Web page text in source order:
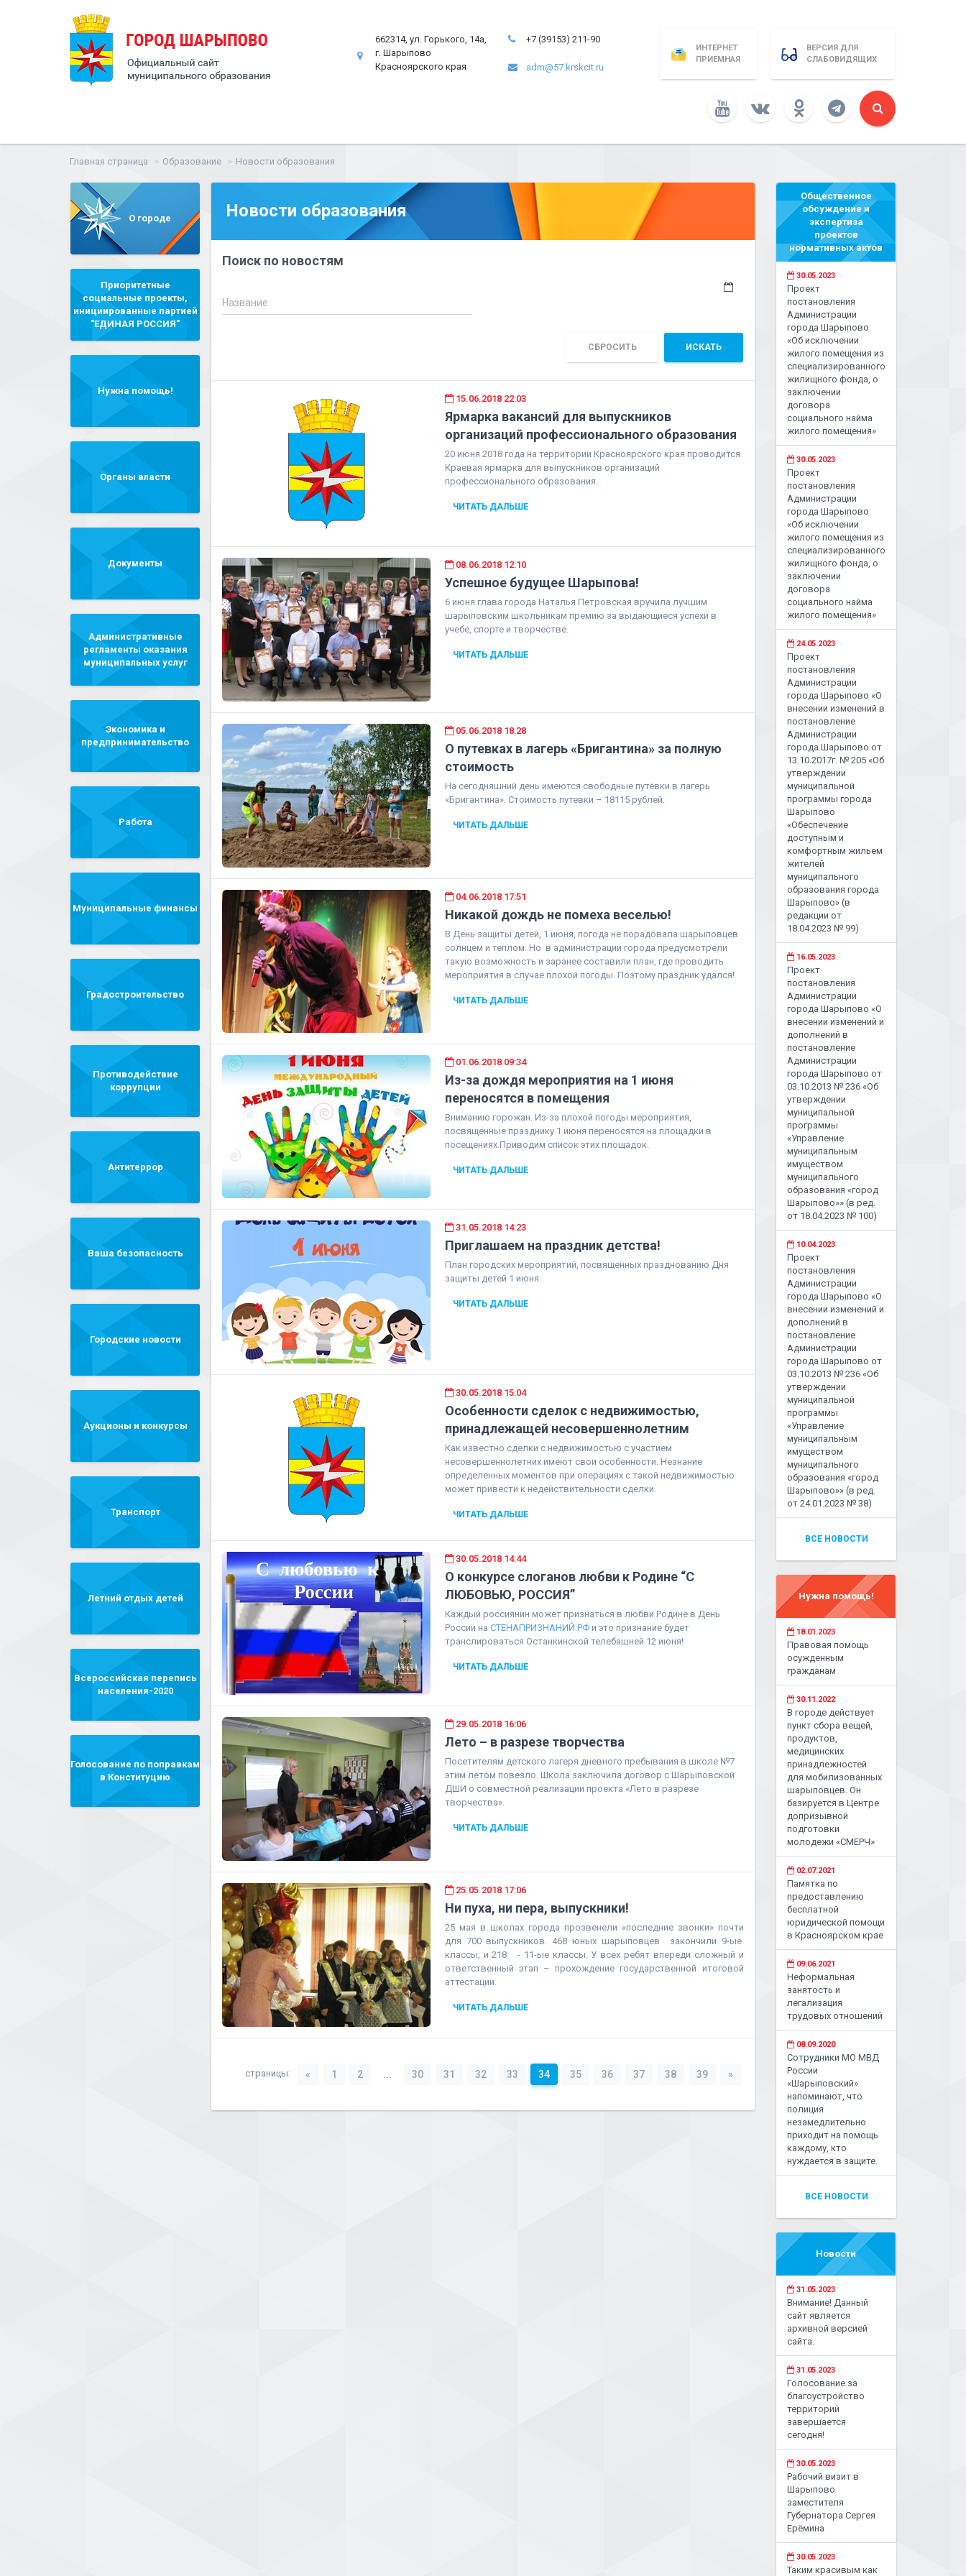
662314, ул. Горького, 14а,
г. Шарыпово
Красноярского края
+7 (39153) 211-90
adm@57.krskcit.ru
ИНТЕРНЕТ
ПРИЕМНАЯ
ВЕРСИЯ ДЛЯ
СЛАБОВИДЯЩИХ
Главная страница Образование Новости образования
О городе
Приоритетные
социальные проекты,
инициированные партией
"ЕДИНАЯ РОССИЯ"
Нужна помощь!
Органы власти
Документы
Административные
регламенты оказания
муниципальных услуг
Экономика и
предпринимательство
Работа
Муниципальные финансы
Градостроительство
Противодействие
коррупции
Антитеррор
Ваша безопасность
Городские новости
Аукционы и конкурсы
Транспорт
Летний отдых детей
Всероссийская перепись
населения-2020
Голосование по поправкам
в Конституцию
Новости образования
Поиск по новостям
Название
СБРОСИТЬ ИСКАТЬ
15.06.2018 22:03
Ярмарка вакансий для выпускников
организаций профессионального образования
20 июня 2018 года на территории Красноярского края проводится
Краевая ярмарка для выпускников организаций
профессионального образования.
ЧИТАТЬ ДАЛЬШЕ
08.06.2018 12:10
Успешное будущее Шарыпова!
6 июня глава города Наталья Петровская вручила лучшим
шарыповским школьникам премию за выдающиеся успехи в
учебе, спорте и творчестве.
ЧИТАТЬ ДАЛЬШЕ
05.06.2018 18:28
О путевках в лагерь «Бригантина» за полную
стоимость
На сегодняшний день имеются свободные путёвки в лагерь
«Бригантина». Стоимость путевки – 18115 рублей.
ЧИТАТЬ ДАЛЬШЕ
04.06.2018 17:51
Никакой дождь не помеха веселью!
В День защиты детей, 1 июня, погода не порадовала шарыповцев
солнцем и теплом. Но в администрации города предусмотрели
такую возможность и заранее составили план, где проводить
мероприятия в случае плохой погоды. Поэтому праздник удался!
ЧИТАТЬ ДАЛЬШЕ
01.06.2018 09:34
Из-за дождя мероприятия на 1 июня
переносятся в помещения
Вниманию горожан. Из-за плохой погоды мероприятия,
посвященные празднику 1 июня переносятся на площадки в
посещениях.Приводим список этих площадок.
ЧИТАТЬ ДАЛЬШЕ
31.05.2018 14:23
Приглашаем на праздник детства!
План городских мероприятий, посвященных празднованию Дня
защиты детей 1 июня.
ЧИТАТЬ ДАЛЬШЕ
30.05.2018 15:04
Особенности сделок с недвижимостью,
принадлежащей несовершеннолетним
Как известно сделки с недвижимостью с участием
несовершеннолетних имеют свои особенности. Незнание
определенных моментов при операциях с такой недвижимостью
может привести к недействительности сделки.
ЧИТАТЬ ДАЛЬШЕ
30.05.2018 14:44
О конкурсе слоганов любви к Родине “С
ЛЮБОВЬЮ, РОССИЯ”
Каждый россиянин может признаться в любви Родине в День
России на СТЕНАПРИЗНАНИЙ.РФи это признание будет
транслироваться Останкинской телебашней 12 июня!
ЧИТАТЬ ДАЛЬШЕ
29.05.2018 16:06
Лето – в разрезе творчества
Посетителям детского лагеря дневного пребывания в школе №7
этим летом повезло. Школа заключила договор с Шарыповской
ДШИ о совместной реализации проекта «Лето в разрезе
творчества».
ЧИТАТЬ ДАЛЬШЕ
25.05.2018 17:06
Ни пуха, ни пера, выпускники!
25 мая в школах города прозвенели «последние звонки» почти
для 700 выпускников. 468 юных шарыповцев закончили 9-ые
классы, и 218 - 11-ые классы. У всех ребят впереди сложный и
ответственный этап – прохождение государственной итоговой
аттестации.
ЧИТАТЬ ДАЛЬШЕ
страницы: « 1 2 ... 30 31 32 33 34 35 36 37 38 39 »
Общественное
обсуждение и
экспертиза
проектов
нормативных актов
30.05.2023
Проект
постановления
Администрации
города Шарыпово
«Об исключении
жилого помещения из
специализированного
жилищного фонда, о
заключении
договора
социального найма
жилого помещения»
30.05.2023
Проект
постановления
Администрации
города Шарыпово
«Об исключении
жилого помещения из
специализированного
жилищного фонда, о
заключении
договора
социального найма
жилого помещения»
24.05.2023
Проект
постановления
Администрации
города Шарыпово «О
внесении изменений в
постановление
Администрации
города Шарыпово от
13.10.2017г. № 205 «Об
утверждении
муниципальной
программы города
Шарыпово
«Обеспечение
доступным и
комфортным жильем
жителей
муниципального
образования города
Шарыпово» (в
редакции от
18.04.2023 № 99)
16.05.2023
Проект
постановления
Администрации
города Шарыпово «О
внесении изменений и
дополнений в
постановление
Администрации
города Шарыпово от
03.10.2013 № 236 «Об
утверждении
муниципальной
программы
«Управление
муниципальным
имуществом
муниципального
образования «город
Шарыпово»» (в ред.
от 18.04.2023 № 100)
10.04.2023
Проект
постановления
Администрации
города Шарыпово «О
внесении изменений и
дополнений в
постановление
Администрации
города Шарыпово от
03.10.2013 № 236 «Об
утверждении
муниципальной
программы
«Управление
муниципальным
имуществом
муниципального
образования «город
Шарыпово»» (в ред.
от 24.01.2023 № 38)
ВСЕ НОВОСТИ
Нужна помощь!
18.01.2023
Правовая помощь
осужденным
гражданам
30.11.2022
В городе действует
пункт сбора вещей,
продуктов,
медицинских
принадлежностей
для мобилизованных
шарыповцев. Он
базируется в Центре
допризывной
подготовки
молодежи «СМЕРЧ»
02.07.2021
Памятка по
предоставлению
бесплатной
юридической помощи
в Красноярском крае
09.06.2021
Неформальная
занятость и
легализация
трудовых отношений
08.09.2020
Сотрудники МО МВД
России
«Шарыповский»
напоминают, что
полиция
незамедлительно
приходит на помощь
каждому, кто
нуждается в защите.
ВСЕ НОВОСТИ
Новости
31.05.2023
Внимание! Данный
сайт является
архивной версией
сайта.
31.05.2023
Голосование за
благоустройство
территорий
завершается
сегодня!
30.05.2023
Рабочий визит в
Шарыпово
заместителя
Губернатора Сергея
Ерёмина
30.05.2023
Таким красивым как